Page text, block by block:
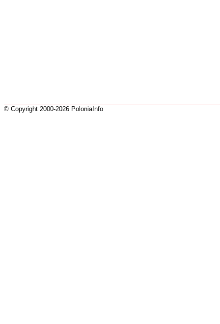
© Copyright 2000-2026 PoloniaInfo